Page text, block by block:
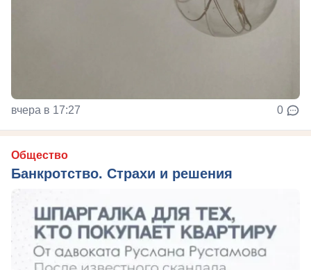
вчера в 17:27 0
Общество
Банкротство. Страхи и решения